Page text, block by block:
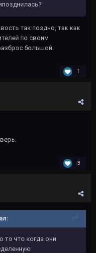
так поздно, так как
по своим
большой.
1
3
то что когда они